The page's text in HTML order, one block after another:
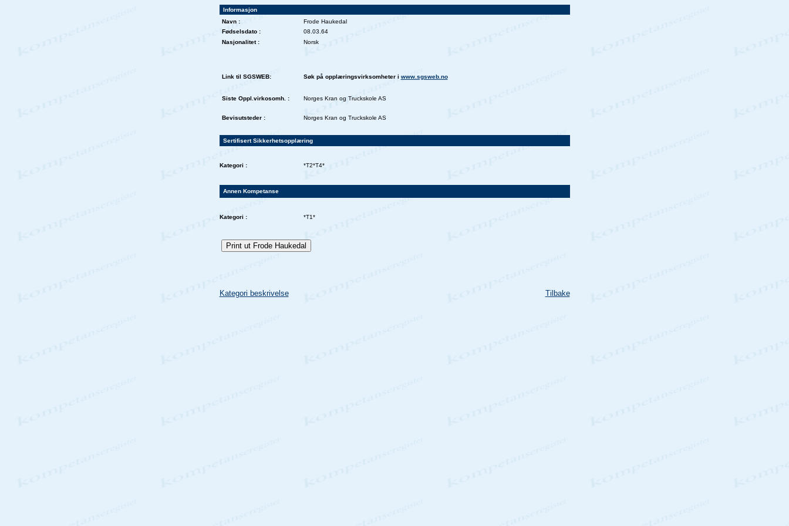
Informasjon
Navn :
Frode Haukedal
Fødselsdato :
08.03.64
Nasjonalitet :
Norsk
Link til SGSWEB: Søk på opplæringsvirksomheter i www.sgsweb.no
Siste Oppl.virkosomh. : Norges Kran og Truckskole AS
Bevisutsteder : Norges Kran og Truckskole AS
Sertifisert Sikkerhetsopplæring
Kategori : *T2*T4*
Annen Kompetanse
Kategori : *T1*
Kategori beskrivelse Tilbake